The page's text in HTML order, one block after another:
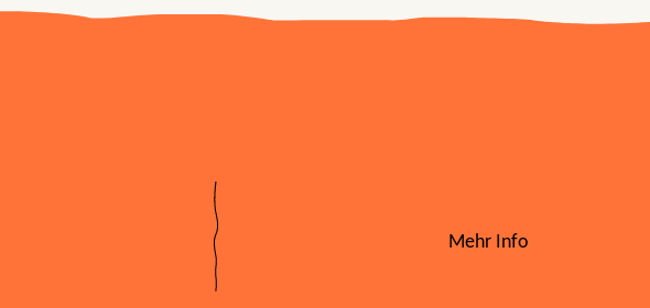
Mehr Info